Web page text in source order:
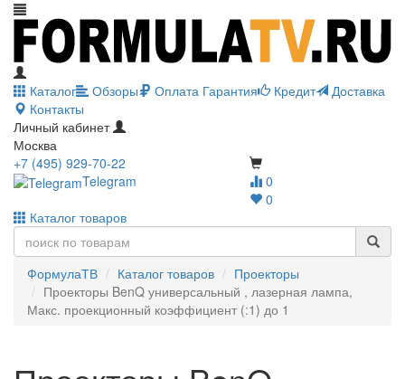
Каталог Обзоры Оплата Гарантия Кредит
Доставка
Контакты
Личный кабинет
Москва
0
0
+7 (495) 929-70-22
Telegram
Каталог товаров
ФормулаТВ Каталог товаров
Проекторы
Проекторы BenQ универсальный , лазерная лампа,
Макс. проекционный коэффициент (:1) до 1